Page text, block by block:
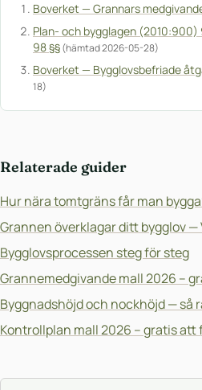
Boverket — Grannars
Plan- och bygglagen
98 §§(hämtad 2026-05-28)
Boverket — Bygglovsbefriade
18)
Relaterade guider
Hur nära tomtgräns får man
Grannen överklagar ditt bygglov —
Bygglovsprocessen steg för steg
Grannemedgivande mall 2026 –
Byggnadshöjd och nockhöjd — så
Kontrollplan mall 2026 – gratis att